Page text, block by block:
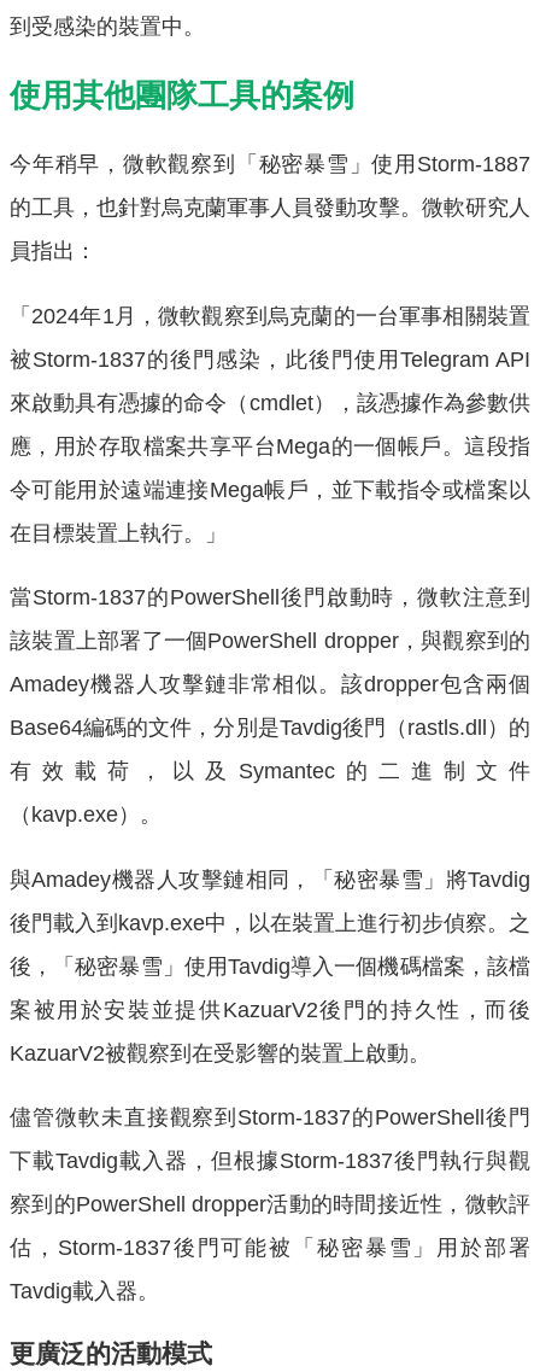
到受感染的裝置中。
使用其他團隊工具的案例
今年稍早，微軟觀察到「秘密暴雪」使用Storm-1887
的工具，也針對烏克蘭軍事人員發動攻擊。微軟研究人
員指出：
「2024年1月，微軟觀察到烏克蘭的一台軍事相關裝置
被Storm-1837的後門感染，此後門使用Telegram API
來啟動具有憑據的命令（cmdlet），該憑據作為參數供
應，用於存取檔案共享平台Mega的一個帳戶。這段指
令可能用於遠端連接Mega帳戶，並下載指令或檔案以
在目標裝置上執行。」
當Storm-1837的PowerShell後門啟動時，微軟注意到
該裝置上部署了一個PowerShell dropper，與觀察到的
Amadey機器人攻擊鏈非常相似。該dropper包含兩個
Base64編碼的文件，分別是Tavdig後門（rastls.dll）的
有效載荷，以及Symantec的二進制文件
（kavp.exe）。
與Amadey機器人攻擊鏈相同，「秘密暴雪」將Tavdig
後門載入到kavp.exe中，以在裝置上進行初步偵察。之
後，「秘密暴雪」使用Tavdig導入一個機碼檔案，該檔
案被用於安裝並提供KazuarV2後門的持久性，而後
KazuarV2被觀察到在受影響的裝置上啟動。
儘管微軟未直接觀察到Storm-1837的PowerShell後門
下載Tavdig載入器，但根據Storm-1837後門執行與觀
察到的PowerShell dropper活動的時間接近性，微軟評
估，Storm-1837後門可能被「秘密暴雪」用於部署
Tavdig載入器。
更廣泛的活動模式